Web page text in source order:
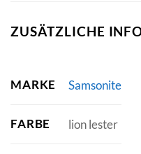
ZUSÄTZLICHE
MARKE Samsonite
FARBE lion lester